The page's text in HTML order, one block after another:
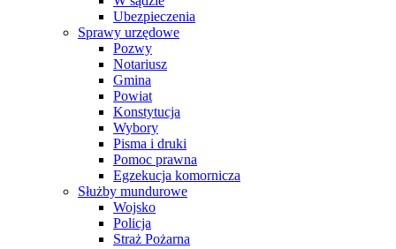
Ubezpieczenia
Sprawy urzędowe
Pozwy
Notariusz
Gmina
Powiat
Konstytucja
Wybory
Pisma i druki
Pomoc prawna
Egzekucja komornicza
Służby mundurowe
Wojsko
Policja
Straż Pożarna